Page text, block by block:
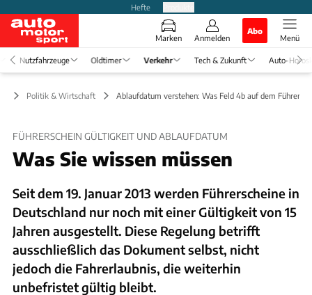
Hefte
Marken Anmelden
Abo
Menü
Nutzfahrzeuge Oldtimer Verkehr Tech & Zukunft Auto-
Politik & Wirtschaft Ablaufdatum verstehen: Was Feld 4b auf dem
FÜHRERSCHEIN GÜLTIGKEIT UND ABLAUFDATUM
Was Sie wissen müssen
Seit dem 19. Januar 2013 werden Führerscheine in
Deutschland nur noch mit einer Gültigkeit von 15
Jahren ausgestellt. Diese Regelung betrifft
ausschließlich das Dokument selbst, nicht
jedoch die Fahrerlaubnis, die weiterhin
unbefristet gültig bleibt.